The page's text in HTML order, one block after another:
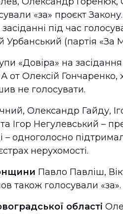
«за» проєкт
засіданні під час
Урбанський (партія «За
«Довіра» на
от Олексій Гончаренко,
не голосувати.
Олександр Гайду,
Ігор Негулевський –
– одноголосно
нерухомості.
Павло Павліш,
також голосували «за».
області